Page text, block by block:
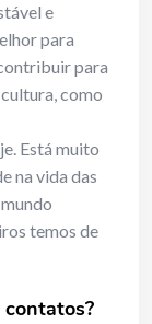
e
para
para
como
Está muito
na vida das
temos de
contatos?